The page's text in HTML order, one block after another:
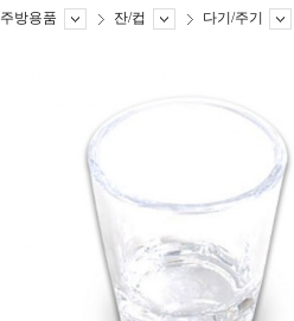
주방용품 잔/컵 다기/주기